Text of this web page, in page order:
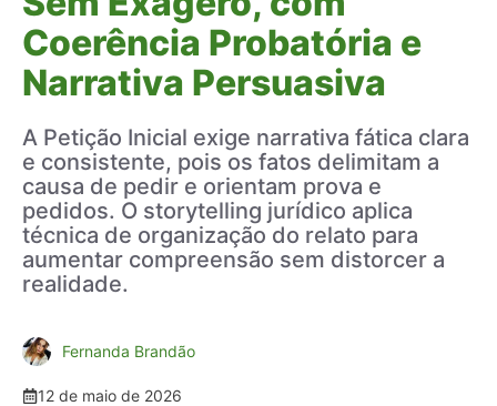
Coerência Probatória e
Narrativa Persuasiva
A Petição Inicial exige narrativa fática clara
e consistente, pois os fatos delimitam a
causa de pedir e orientam prova e
pedidos. O storytelling jurídico aplica
técnica de organização do relato para
aumentar compreensão sem distorcer a
realidade.
Fernanda Brandão
12 de maio de 2026